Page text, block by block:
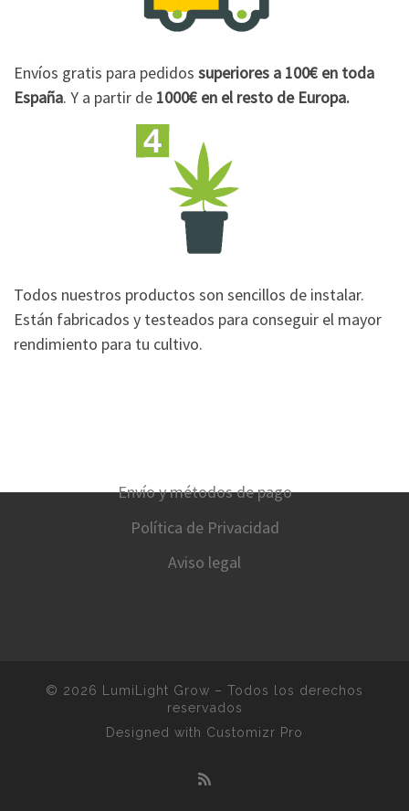
Envíos gratis para pedidos superiores a 100€ en toda
España. Y a partir de 1000€ en el resto de Europa.
Todos nuestros productos son sencillos de instalar.
Están fabricados y testeados para conseguir el mayor
rendimiento para tu cultivo.
Envío y métodos de pago
Política de Privacidad
Aviso legal
© 2026 LumiLight Grow – Todos los derechos
reservados
Designed with Customizr Pro